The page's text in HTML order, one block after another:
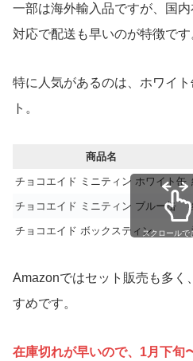
一部は海外輸入品ですが、国
対応で配送も早いのが特徴です
特に人気があるのは、ホワイ
ト。
商品名
チョコエイド ミニティン ホワイト缶
チョコエイド ミニティン ブルー缶
チョコエイド ボックスティンスクロールで
Amazonではセット販売も多く
すめです。
在庫切れが早いので、1月下旬